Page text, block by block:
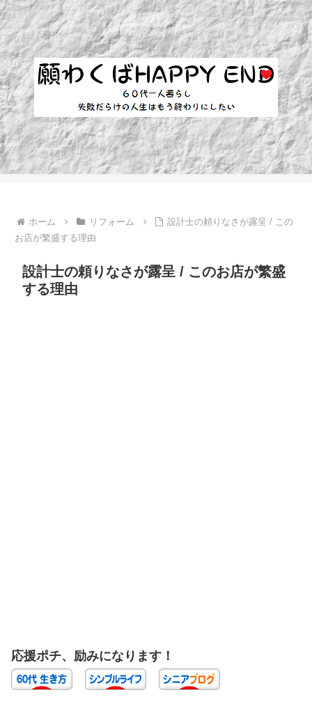
ホーム リフォーム
設計士の頼りなさが露呈 / この
お店が繁盛する理由
設計士の頼りなさが露呈 / このお店が繁盛
する理由
応援ポチ、励みになります！